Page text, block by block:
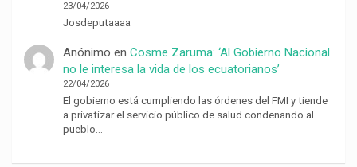
23/04/2026
Josdeputaaaa
Anónimo en Cosme Zaruma: ‘Al Gobierno Nacional
no le interesa la vida de los ecuatorianos’
22/04/2026
El gobierno está cumpliendo las órdenes del FMI y tiende
a privatizar el servicio público de salud condenando al
pueblo…